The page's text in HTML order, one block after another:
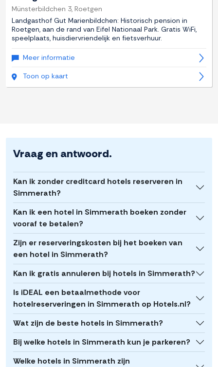
Münsterbildchen 3, Roetgen
Landgasthof Gut Marienbildchen: Historisch pension in
Roetgen, aan de rand van Eifel Nationaal Park. Gratis WiFi,
speelplaats, huisdiervriendelijk en fietsverhuur.
Meer informatie
Toon op kaart
Vraag en antwoord.
Kan ik zonder creditcard hotels reserveren in
Simmerath?
Kan ik een hotel in Simmerath boeken zonder
vooraf te betalen?
Zijn er reserveringskosten bij het boeken van
een hotel in Simmerath?
Kan ik gratis annuleren bij hotels in Simmerath?
Is iDEAL een betaalmethode voor
hotelreserveringen in Simmerath op Hotels.nl?
Wat zijn de beste hotels in Simmerath?
Bij welke hotels in Simmerath kun je parkeren?
Welke hotels in Simmerath zijn